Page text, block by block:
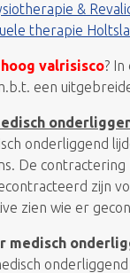
&
therapie
hoog valrisisco?
een
onderliggend
De
zijn
zien wie er
medisch